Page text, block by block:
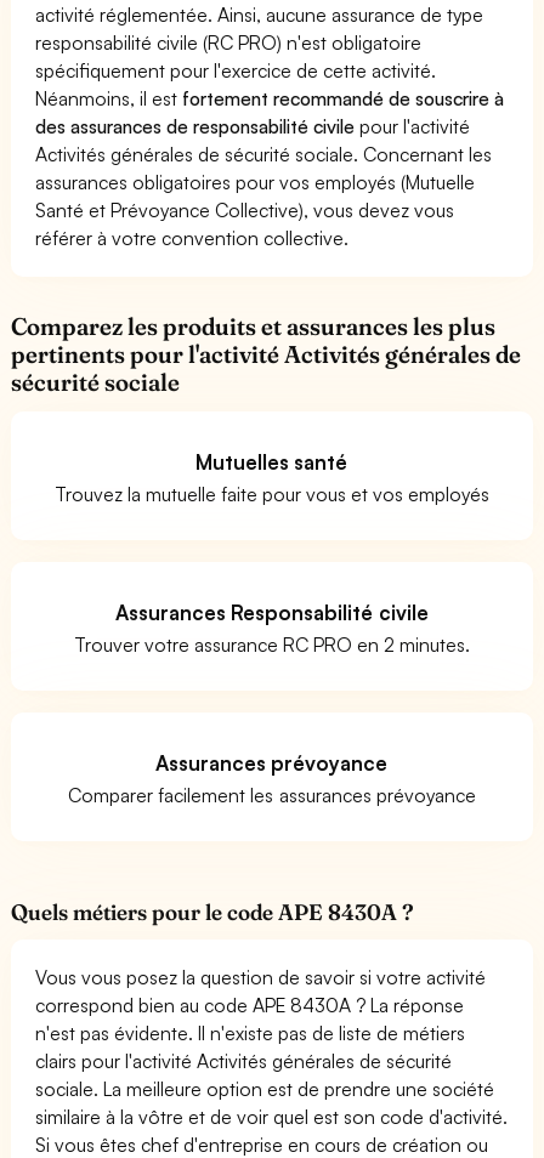
activité réglementée. Ainsi, aucune assurance de type
responsabilité civile (RC PRO) n'est obligatoire
spécifiquement pour l'exercice de cette activité.
Néanmoins, il est fortement recommandé de souscrire à
des assurances de responsabilité civile pour l'activité
Activités générales de sécurité sociale. Concernant les
assurances obligatoires pour vos employés (Mutuelle
Santé et Prévoyance Collective), vous devez vous
référer à votre convention collective.
Comparez les produits et assurances les plus
pertinents pour l'activité Activités générales de
sécurité sociale
Mutuelles santé
Trouvez la mutuelle faite pour vous et vos employés
Assurances Responsabilité civile
Trouver votre assurance RC PRO en 2 minutes.
Assurances prévoyance
Comparer facilement les assurances prévoyance
Quels métiers pour le code APE 8430A ?
Vous vous posez la question de savoir si votre activité
correspond bien au code APE 8430A ? La réponse
n'est pas évidente. Il n'existe pas de liste de métiers
clairs pour l'activité Activités générales de sécurité
sociale. La meilleure option est de prendre une société
similaire à la vôtre et de voir quel est son code d'activité.
Si vous êtes chef d'entreprise en cours de création ou